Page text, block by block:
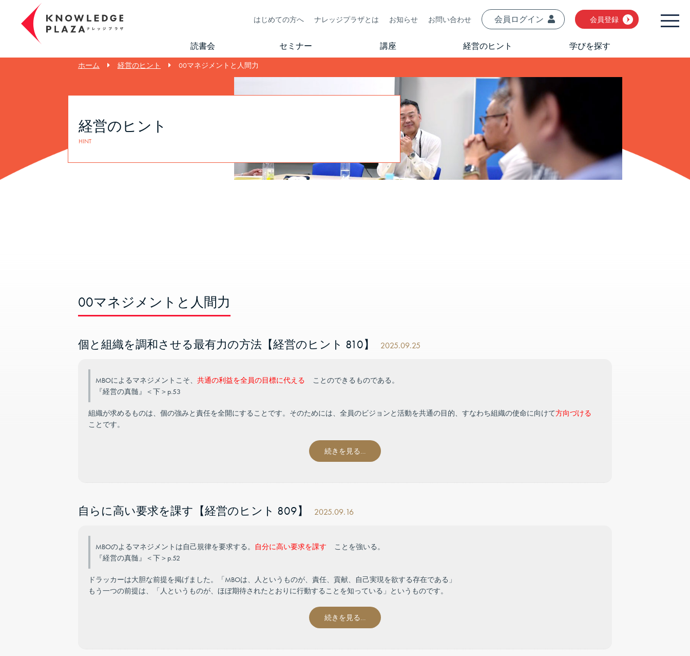
はじめての方へ ナレッジプラザとは お知らせ お問い合わせ 会員ログイン 会員登録
読書会 セミナー 講座 経営のヒント 学びを探す
ホーム 経営のヒント 00マネジメントと人間力
経営のヒント
HINT
00マネジメントと人間力
個と組織を調和させる最有力の方法【経営のヒント 810】 2025.09.25
MBOによるマネジメントこそ、 共通の利益を全員の目標に代える
ことのできるものである。
『経営の真髄』＜下＞p.53
組織が求めるものは、個の強みと責任を全開にすることです。そのためには、全員のビジョンと活動を共通の目的、すなわち組織の使命に向けて方向づける
ことです。
続きを見る…
自らに高い要求を課す【経営のヒント 809】 2025.09.16
MBOのよるマネジメントは自己規律を要求する。 自分に高い要求を課す
ことを強いる。
『経営の真髄』＜下＞p.52
ドラッカーは大胆な前提を掲げました。「MBOは、人というものが、責任、貢献、自己実現を欲する存在である」
もう一つの前提は、「人というものが、ほぼ期待されたとおりに行動することを知っている」というものです。
続きを見る…